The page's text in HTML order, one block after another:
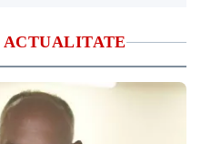
ACTUALITATE